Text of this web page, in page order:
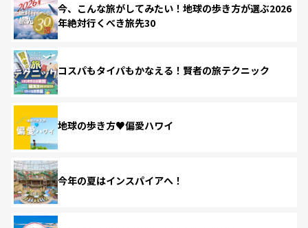
今、こんな旅がしてみたい！地球の歩き方が選ぶ2026
年絶対行くべき旅先30
コスパもタイパもかなえる！賢者の旅テクニック
地球の歩き方♥偏愛ハワイ
今年の夏はインスパイアへ！